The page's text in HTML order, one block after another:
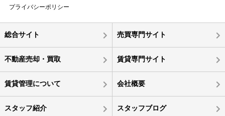
プライバシーポリシー
総合サイト 売買専門サイト
不動産売却・買取 賃貸専門サイト
賃貸管理について 会社概要
スタッフ紹介 スタッフブログ